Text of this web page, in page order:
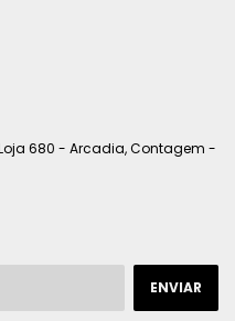
Loja 680 - Arcadia, Contagem -